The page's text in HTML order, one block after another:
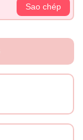
Sao chép